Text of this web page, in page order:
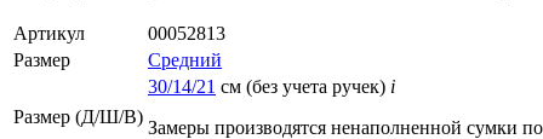
Артикул
00052813
Размер
Средний
Размер (Д/Ш/В)
30/14/21 см (без учета ручек) i
Замеры производятся ненаполненной сумки